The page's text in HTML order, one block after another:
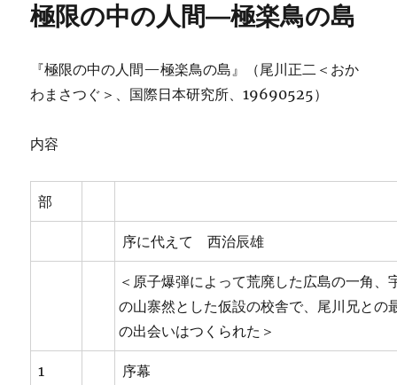
極限の中の人間—極楽鳥の島
『極限の中の人間—極楽鳥の島』（尾川正二＜おか
わまさつぐ＞、国際日本研究所、19690525）
内容
部
序に代えて 西治辰雄
＜原子爆弾によって荒廃した広島の一角、
の山寨然とした仮設の校舎で、尾川兄との
の出会いはつくられた＞
1 序幕